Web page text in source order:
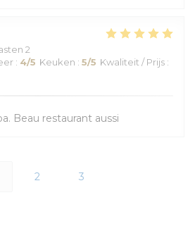
2
: 4/5 Keuken : 5/5 Kwaliteit / Prijs :
Beau restaurant aussi
2 3